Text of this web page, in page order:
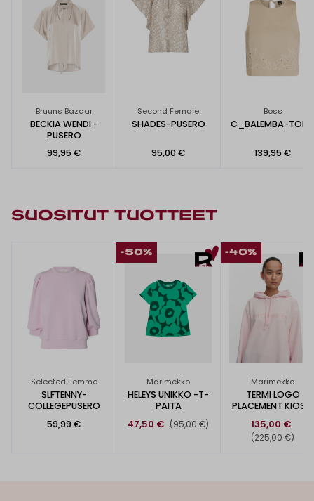
Bruuns Bazaar
BECKIA WENDI -
PUSERO
99,95 €
Second Female
SHADES-PUSERO
95,00 €
Boss
C_BALEMBA-
139,95 €
SUOSITUT TUOTTEET
Selected Femme
SLFTENNY-
COLLEGEPUSERO
59,99 €
-50%
Marimekko
HELEYS UNIKKO -T-
PAITA
47,50 € (95,00 €)
-40%
Marimekko
TERMI LOGO
PLACEMENT KIOSKI
135,00 €
(225,00 €)